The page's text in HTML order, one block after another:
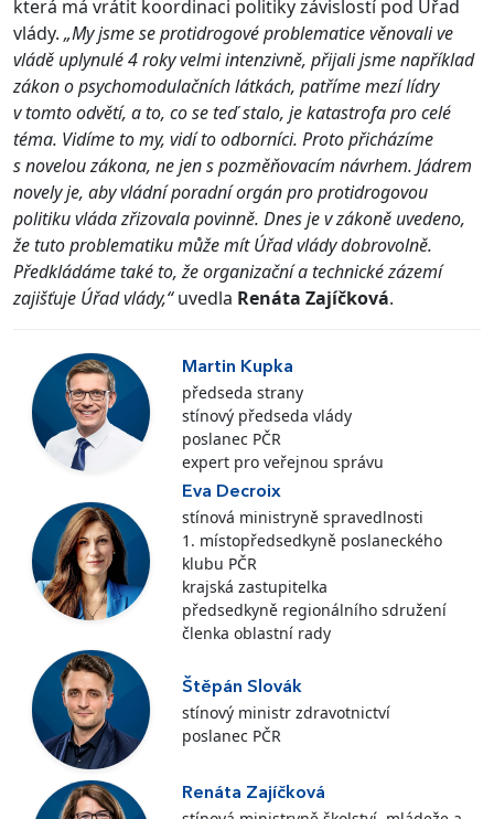
která má vrátit koordinaci politiky závislostí pod Úřad
vlády. „My jsme se protidrogové problematice věnovali ve
vládě uplynulé 4 roky velmi intenzivně, přijali jsme například
zákon o psychomodulačních látkách, patříme mezí lídry
v tomto odvětí, a to, co se teď stalo, je katastrofa pro celé
téma. Vidíme to my, vidí to odborníci. Proto přicházíme
s novelou zákona, ne jen s pozměňovacím návrhem. Jádrem
novely je, aby vládní poradní orgán pro protidrogovou
politiku vláda zřizovala povinně. Dnes je v zákoně uvedeno,
že tuto problematiku může mít Úřad vlády dobrovolně.
Předkládáme také to, že organizační a technické zázemí
zajišťuje Úřad vlády,“uvedla Renáta Zajíčková.
Martin Kupka
předseda strany
stínový předseda vlády
poslanec PČR
expert pro veřejnou správu
Eva Decroix
stínová ministryně spravedlnosti
1. místopředsedkyně poslaneckého
klubu PČR
krajská zastupitelka
předsedkyně regionálního sdružení
členka oblastní rady
Štěpán Slovák
stínový ministr zdravotnictví
poslanec PČR
Renáta Zajíčková